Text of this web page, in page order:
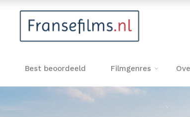
Best beoordeeld Filmgenres